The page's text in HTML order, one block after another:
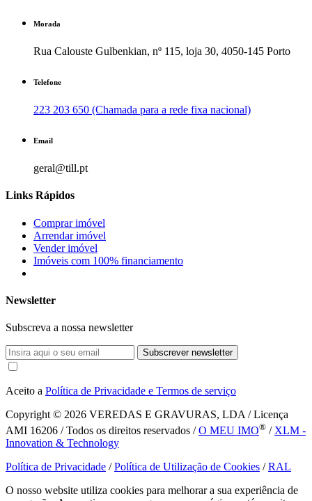
Morada
Rua Calouste Gulbenkian, nº 115, loja 30, 4050-145 Porto
Telefone
223 203 650 (Chamada para a rede fixa nacional)
Email
geral@till.pt
Links Rápidos
Comprar imóvel
Arrendar imóvel
Vender imóvel
Imóveis com 100% financiamento
Newsletter
Subscreva a nossa newsletter
Subscrever newsletter
Aceito a Política de Privacidade e Termos de serviço
Copyright © 2026 VEREDAS E GRAVURAS, LDA / Licença
AMI 16206 / Todos os direitos reservados /O MEU IMO® / XLM -
Innovation & Technology
Política de Privacidade /Política de Utilização de Cookies /RAL
O nosso website utiliza cookies para melhorar a sua experiência de